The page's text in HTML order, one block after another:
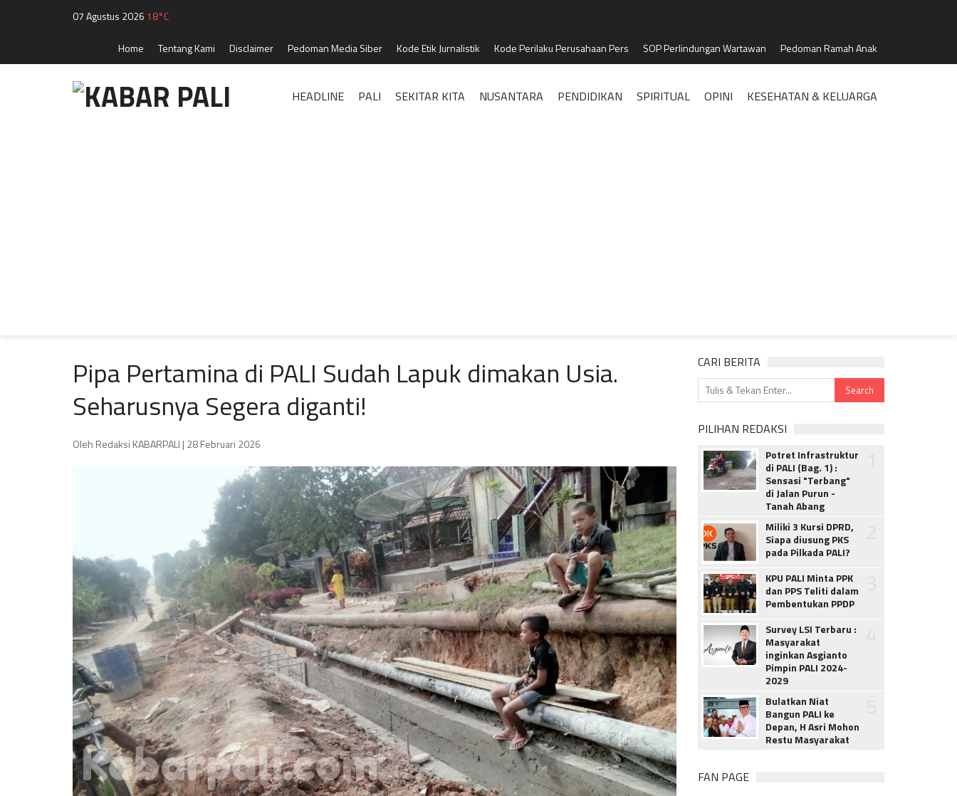
07 Agustus 2026 18°C
Home Tentang Kami Disclaimer Pedoman Media Siber Kode Etik Jurnalistik Kode Perilaku Perusahaan Pers SOP Perlindungan Wartawan Pedoman Ramah Anak
HEADLINE PALI SEKITAR KITA NUSANTARA PENDIDIKAN SPIRITUAL OPINI KESEHATAN & KELUARGA
Pipa Pertamina di PALI Sudah Lapuk dimakan Usia.
Seharusnya Segera diganti!
Oleh Redaksi KABARPALI | 28 Februari 2026
CARI BERITA
PILIHAN REDAKSI
Potret Infrastruktur
di PALI (Bag. 1) :
Sensasi "Terbang"
di Jalan Purun -
Tanah Abang
Miliki 3 Kursi DPRD,
Siapa diusung PKS
pada Pilkada PALI?
KPU PALI Minta PPK
dan PPS Teliti dalam
Pembentukan PPDP
Survey LSI Terbaru :
Masyarakat
inginkan Asgianto
Pimpin PALI 2024-
2029
Bulatkan Niat
Bangun PALI ke
Depan, H Asri Mohon
Restu Masyarakat
FAN PAGE